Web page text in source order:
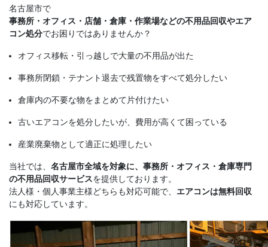
名古屋市で
事務所・オフィス・店舗・倉庫・作業場などの不用品回収やエア
コン処分でお困りではありませんか？
オフィス移転・引っ越しで大量の不用品が出た
事務所閉鎖・テナント退去で残置物をすべて処分したい
倉庫内の不要な物をまとめて片付けたい
古いエアコンを処分したいが、費用が高くて困っている
産業廃棄物として適正に処理したい
当社では、 名古屋市全域を対象に、事務所・オフィス・倉庫専門
の不用品回収サービス を提供しております。
法人様・個人事業主様どちらも対応可能で、
エアコンは無料回収
にも対応しています。